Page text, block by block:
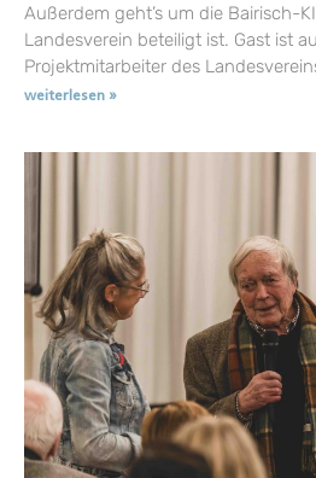
Außerdem geht’s um die Bairisch-
Landesverein beteiligt ist. Gast ist
Projektmitarbeiter des
weiterlesen »